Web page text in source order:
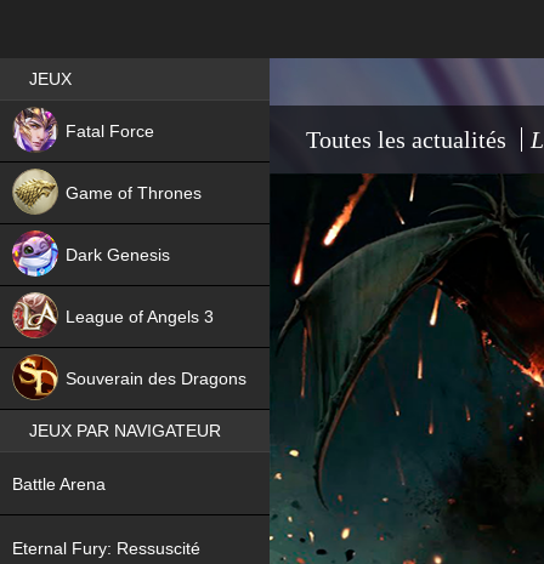
Toutes les actualités
Best RPG games in France
JEUX
Fatal Force
NEW
Game of Thrones
Dark Genesis
League of Angels 3
Souverain des Dragons
JEUX PAR NAVIGATEUR
Battle Arena
Eternal Fury: Ressuscité